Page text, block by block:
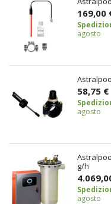
169,00
agosto
58,75 €
agosto
g/h
agosto